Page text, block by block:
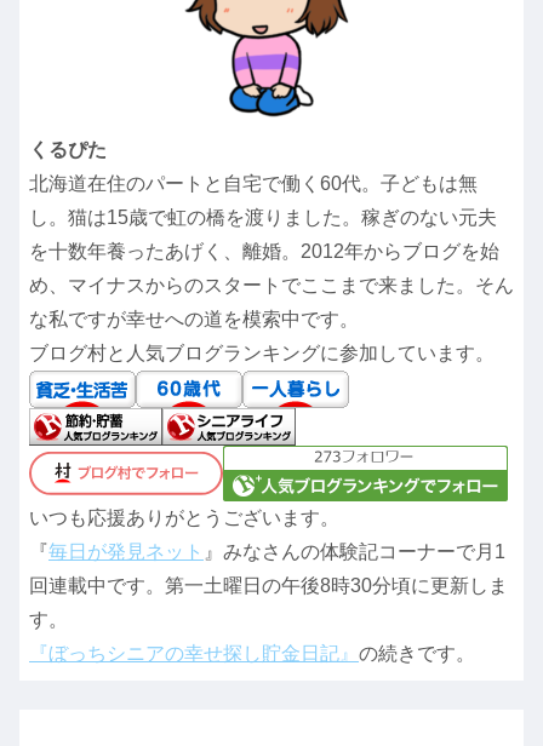
くるぴた
北海道在住のパートと自宅で働く60代。子どもは無
し。猫は15歳で虹の橋を渡りました。稼ぎのない元夫
を十数年養ったあげく、離婚。2012年からブログを始
め、マイナスからのスタートでここまで来ました。そん
な私ですが幸せへの道を模索中です。
ブログ村と人気ブログランキングに参加しています。
いつも応援ありがとうございます。
『毎日が発見ネット 』みなさんの体験記コーナーで月1
回連載中です。第一土曜日の午後8時30分頃に更新しま
す。
『ぼっちシニアの幸せ探し貯金日記』 の続きです。